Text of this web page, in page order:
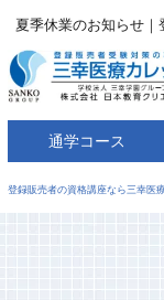
夏季休業のお知らせ
通学コース
登録販売者の資格講座なら三幸医